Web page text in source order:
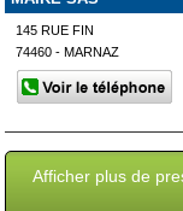
145 RUE FIN
74460 - MARNAZ
Afficher plus de